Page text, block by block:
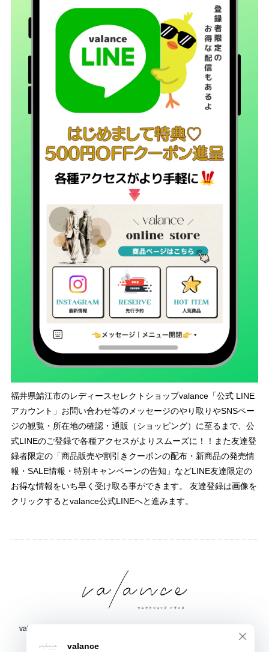
福井県鯖江市のレディースセレクトショップvalance「公式 LINE
アカウント」お問い合わせ等のメッセージのやり取りやSNSペー
ジの観覧・所在地の確認・通販（ショッピング）に至るまで、公
式LINEのご登録で各種アクセスがよりスムーズに！！また友達登
録者限定の「商品販売や割引きクーポンの配布・新商品の発売情
報・SALE情報・特別キャンペーンの告知」などLINE友達限定の
お得な情報をいち早く受け取る事ができます。 友達登録は画像を
クリックするとvalance公式LINEへと進みます。
valance 福井｜レディース セレクトショップ｜ファッション通販サイト
福井県鯖江市三六町1丁目1507